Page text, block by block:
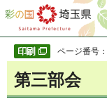
彩の国 埼玉県
ページ番号
第三部会